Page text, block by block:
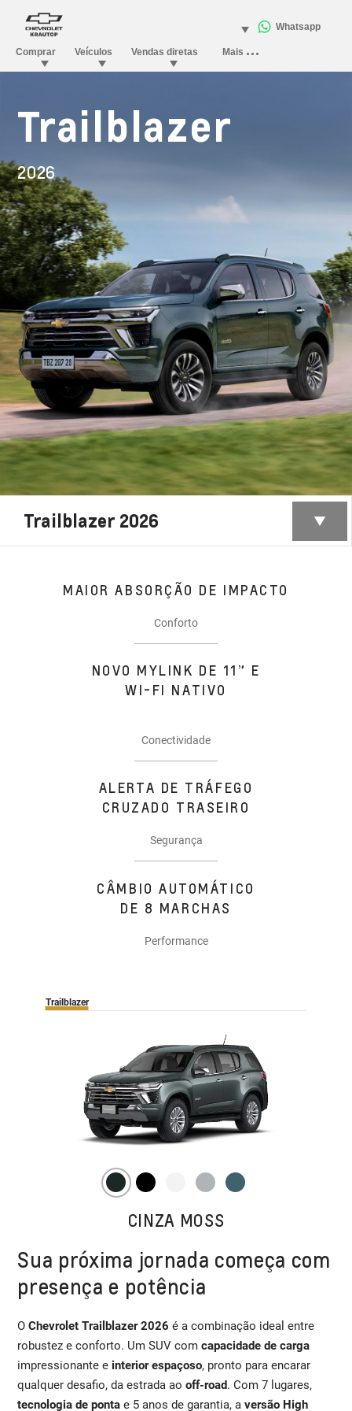
Trailblazer
2026
Trailblazer 2026
MAIOR ABSORÇÃO DE IMPACTO
Conforto
NOVO MYLINK DE 11” E
WI-FI NATIVO
Conectividade
ALERTA DE TRÁFEGO
CRUZADO TRASEIRO
Segurança
CÂMBIO AUTOMÁTICO
DE 8 MARCHAS
Performance
Trailblazer
CINZA MOSS
Sua próxima jornada começa com
presença e potência
OChevrolet Trailblazer 2026 é a combinação ideal entre
robustez e conforto. Um SUV comcapacidade de carga
impressionante e interior espaçoso, pronto para encarar
qualquer desafio, da estrada aooff-road. Com 7 lugares,
tecnologia de ponta e 5 anos de garantia, aversão High